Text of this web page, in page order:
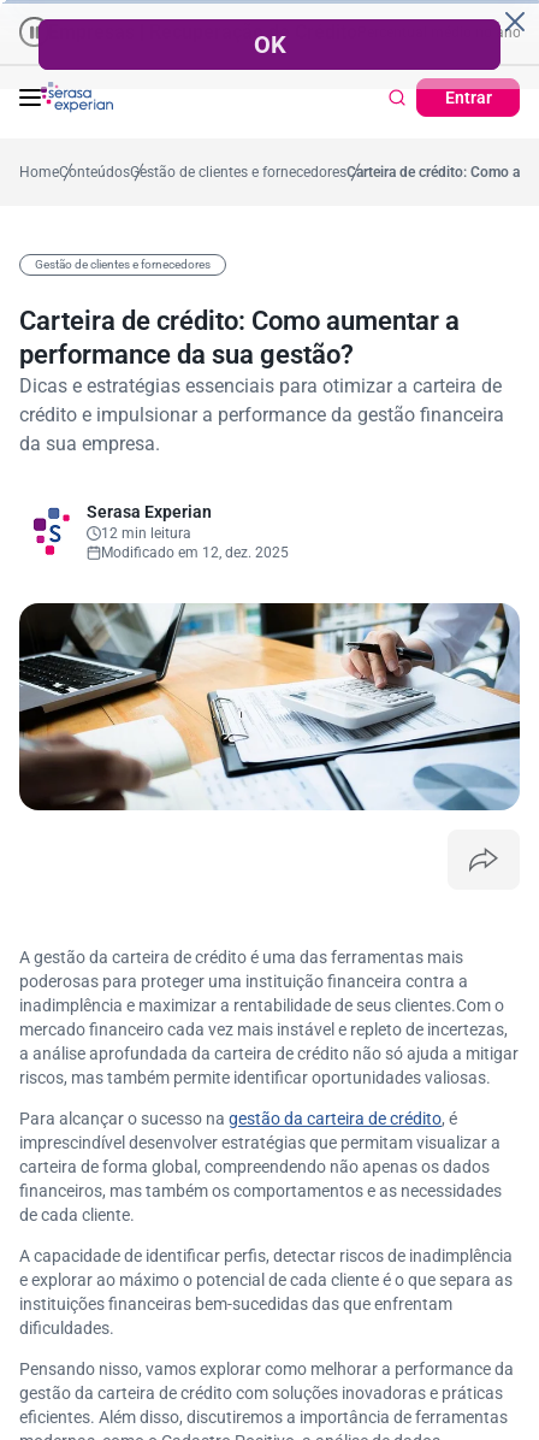
| Recuperação de Crédito 38,7%
Entrar
57,2% Cartão de Crédito | Cadastro
HomeConteúdosGestão de clientes e fornecedoresCarteira de crédito: Como
Gestão de clientes e fornecedores
Carteira de crédito: Como aumentar a
performance da sua gestão?
Dicas e estratégias essenciais para otimizar a carteira de
crédito e impulsionar a performance da gestão financeira
da sua empresa.
Serasa Experian
12 min leitura
Modificado em 12, dez. 2025
A gestão da carteira de crédito é uma das ferramentas mais
poderosas para proteger uma instituição financeira contra a
inadimplência e maximizar a rentabilidade de seus clientes.Com o
mercado financeiro cada vez mais instável e repleto de incertezas,
a análise aprofundada da carteira de crédito não só ajuda a mitigar
riscos, mas também permite identificar oportunidades valiosas.
Para alcançar o sucesso na gestão da carteira de crédito, é
imprescindível desenvolver estratégias que permitam visualizar a
carteira de forma global, compreendendo não apenas os dados
financeiros, mas também os comportamentos e as necessidades
de cada cliente.
A capacidade de identificar perfis, detectar riscos de inadimplência
e explorar ao máximo o potencial de cada cliente é o que separa as
instituições financeiras bem-sucedidas das que enfrentam
dificuldades.
Pensando nisso, vamos explorar como melhorar a performance da
gestão da carteira de crédito com soluções inovadoras e práticas
eficientes. Além disso, discutiremos a importância de ferramentas